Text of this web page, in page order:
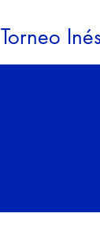
Torneo